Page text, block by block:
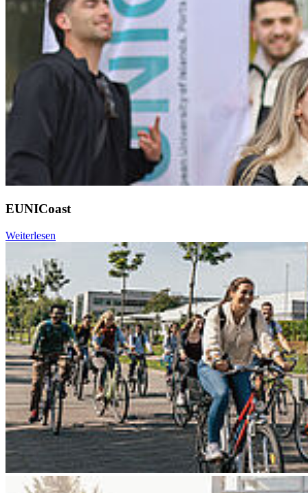
EUNICoast
Weiterlesen
Go to slide 1
Go to slide 2
Go to slide 3
Go to slide 4
Go to slide 5
Go to slide 6
Go to slide 7
Go to slide 8
Go to slide 9
Zurück